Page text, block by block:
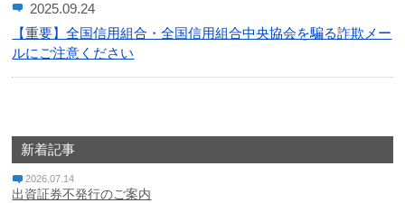
成協友の会活動記録
金融円滑化への取組み
2025.09.24
【重要】全国信用組合・全国信用組合中央協会を騙る詐欺メー
ルにご注意ください
新着記事
2026.07.14
出資証券不発行のご案内